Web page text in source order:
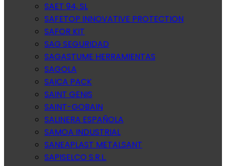
SAET 94, SL
SAFETOP INNOVATIVE PROTECTION
SAFOR KIT
SAG SEGURIDAD
SAGASTUME HERRAMIENTAS
SAGOLA
SAICA PACK
SAINT GENIS
SAINT-GOBAIN
SALINERA ESPAÑOLA
SAMOA INDUSTRIAL
SANEAPLAST METALSANT
SAPISELCO S.R.L.